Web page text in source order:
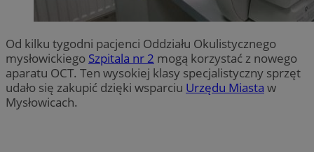
Od kilku tygodni pacjenci Oddziału Okulistycznego
mysłowickiego Szpitala nr 2 mogą korzystać z nowego
aparatu OCT. Ten wysokiej klasy specjalistyczny sprzęt
udało się zakupić dzięki wsparciu Urzędu Miasta w
Mysłowicach.